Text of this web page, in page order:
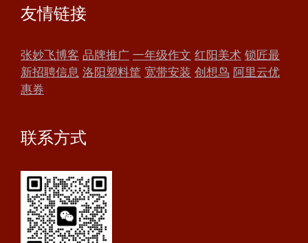
友情链接
张妙飞博客 品牌推广 一年级作文 红阳美术 锁匠最
新招聘信息 洛阳塑料筐 宽带安装 创想鸟 阿里云优
惠券
联系方式